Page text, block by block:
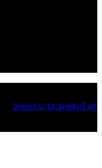
Skapad av ML Webbyrå AB